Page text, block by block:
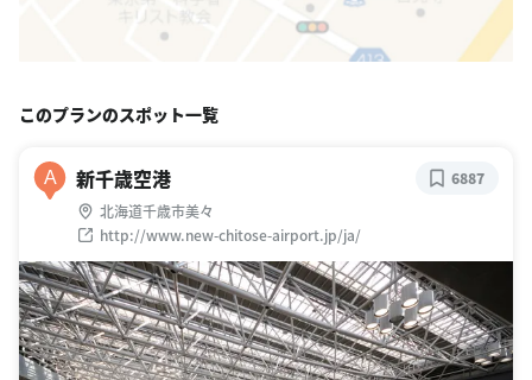
このプランのスポット一覧
A 新千歳空港
北海道千歳市美々
http://www.new-chitose-airport.jp/ja/
6887